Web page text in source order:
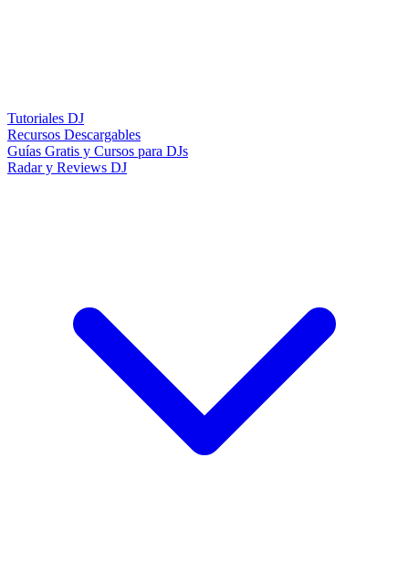
Tutoriales DJ
Recursos Descargables
Guías Gratis y Cursos para DJs
Radar y Reviews DJ